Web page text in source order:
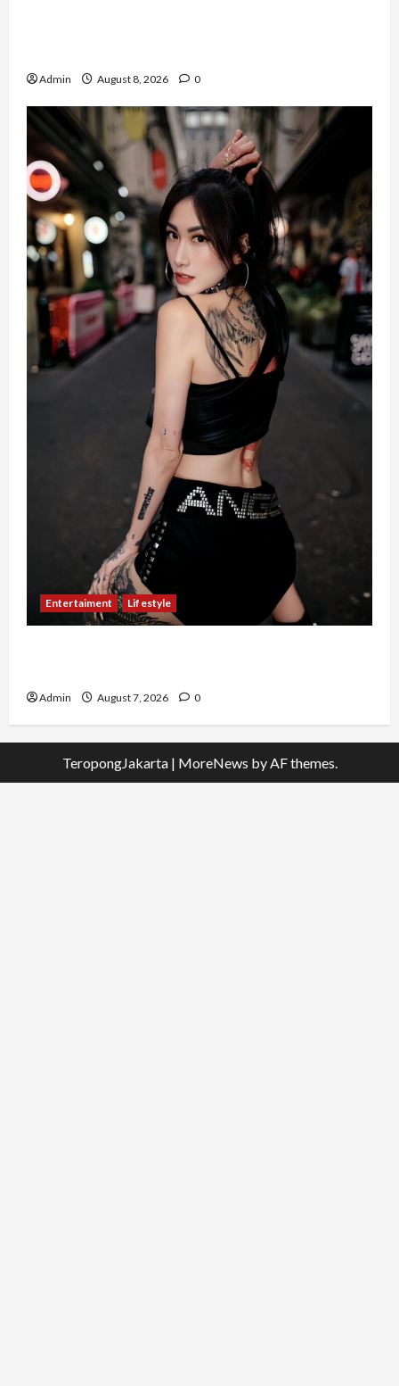
Admin August 8, 2026 0
Entertaiment Lifestyle
Admin August 7, 2026 0
TeropongJakarta | MoreNews by AF themes.